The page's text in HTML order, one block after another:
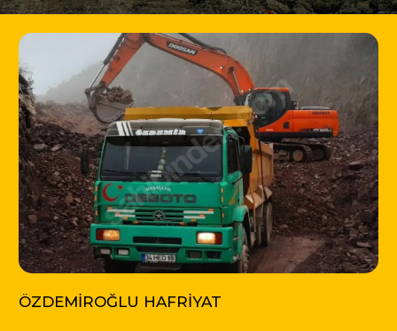
ÖZDEMİROĞLU HAFRİYAT